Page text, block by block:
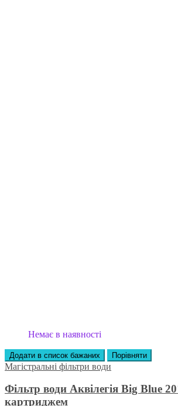
Немає в наявності
Додати в список бажаних Порівняти
Магістральні фільтри води
Фільтр води Аквілегія Big Blue
картриджем